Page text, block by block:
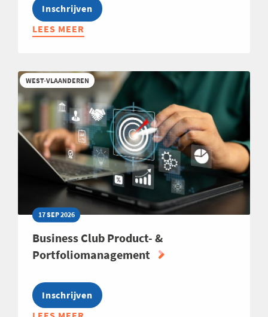
Inschrijven
LEES MEER
ABOUT
2026
WEST-VLAANDEREN
17 SEP 2026
Business Club Product- &
Portfoliomanagement
Inschrijven